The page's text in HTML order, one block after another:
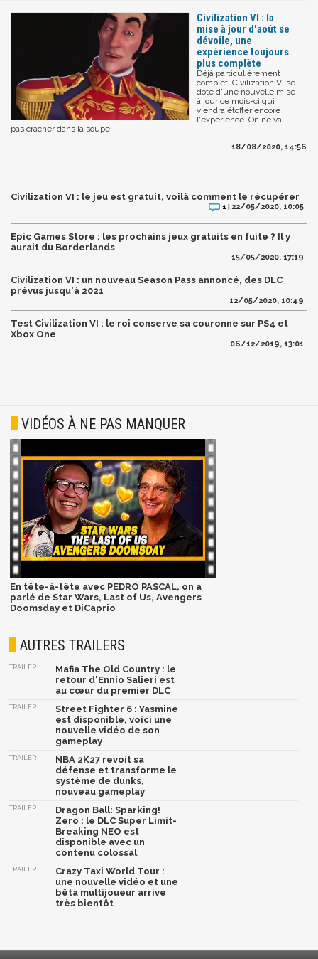
Civilization VI : la
mise à jour d'août se
dévoile, une
expérience toujours
plus complète
Déjà particulièrement
complet, Civilization VI se
dote d'une nouvelle mise
à jour ce mois-ci qui
viendra étoffer encore
l'expérience. On ne va
pas cracher dans la soupe.
18/08/2020, 14:56
Civilization VI : le jeu est gratuit, voilà comment le récupérer
1 | 22/05/2020, 10:05
Epic Games Store : les prochains jeux gratuits en fuite ? Il y
aurait du Borderlands
15/05/2020, 17:19
Civilization VI : un nouveau Season Pass annoncé, des DLC
prévus jusqu'à 2021
12/05/2020, 10:49
Test Civilization VI : le roi conserve sa couronne sur PS4 et
Xbox One
06/12/2019, 13:01
VIDÉOS À NE PAS MANQUER
En tête-à-tête avec PEDRO PASCAL, on a
parlé de Star Wars, Last of Us, Avengers
Doomsday et DiCaprio
AUTRES TRAILERS
TRAILER
Mafia The Old Country : le
retour d'Ennio Salieri est
au cœur du premier DLC
TRAILER
Street Fighter 6 : Yasmine
est disponible, voici une
nouvelle vidéo de son
gameplay
TRAILER
NBA 2K27 revoit sa
défense et transforme le
système de dunks,
nouveau gameplay
TRAILER
Dragon Ball: Sparking!
Zero : le DLC Super Limit-
Breaking NEO est
disponible avec un
contenu colossal
TRAILER
Crazy Taxi World Tour :
une nouvelle vidéo et une
bêta multijoueur arrive
très bientôt